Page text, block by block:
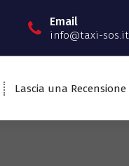
Email
info@taxi-sos.it
Lascia una Recensione